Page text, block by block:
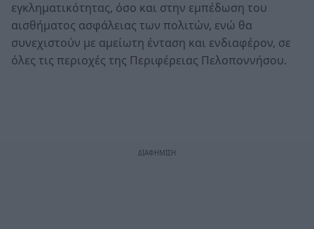
εγκληματικότητας, όσο και στην εμπέδωση του
αισθήματος ασφάλειας των πολιτών, ενώ θα
συνεχιστούν με αμείωτη ένταση και ενδιαφέρον, σε
όλες τις περιοχές της Περιφέρειας Πελοποννήσου.